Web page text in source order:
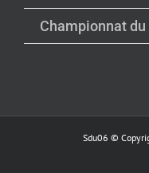
Championnat
Sdu06 ©